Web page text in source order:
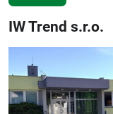
IW Trend s.r.o.